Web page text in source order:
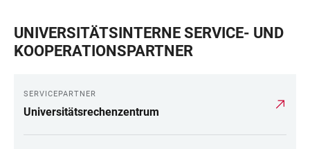
UNIVERSITÄTSINTERNE SERVICE- UND
KOOPERATIONSPARTNER
SERVICEPARTNER
Universitätsrechenzentrum